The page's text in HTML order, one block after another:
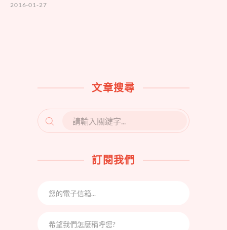
2016-01-27
文章搜尋
SEARCH
FOR:
訂閱我們